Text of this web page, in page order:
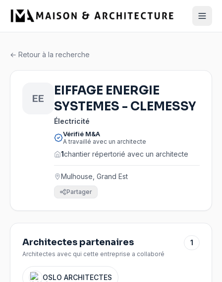
← Retour à la recherche
EE
EIFFAGE ENERGIE
SYSTEMES - CLEMESSY
Électricité
Vérifié M&A
A travaillé avec un architecte
1chantier répertorié avec un architecte
Mulhouse, Grand Est
Partager
Architectes partenaires
Architectes avec qui cette entreprise a collaboré
1
OSLO ARCHITECTES